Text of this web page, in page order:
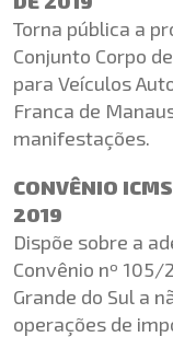
Torna pública a
Conjunto Corpo
para Veículos
Franca de
manifestações.
CONVÊNIO
2019
Dispõe sobre a
Convênio nº 105/
Grande do Sul a
operações de